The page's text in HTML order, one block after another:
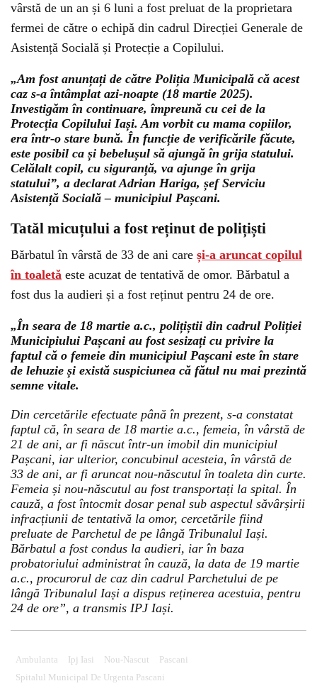
vârstă de un an și 6 luni a fost preluat de la proprietara
fermei de către o echipă din cadrul Direcției Generale de
Asistență Socială și Protecție a Copilului.
„Am fost anunțați de către Poliția Municipală că acest
caz s-a întâmplat azi-noapte (18 martie 2025).
Investigăm în continuare, împreună cu cei de la
Protecția Copilului Iași. Am vorbit cu mama copiilor,
era într-o stare bună. În funcție de verificările făcute,
este posibil ca și bebelușul să ajungă în grija statului.
Celălalt copil, cu siguranță, va ajunge în grija
statului”, a declarat Adrian Hariga, șef Serviciu
Asistență Socială – municipiul Pașcani.
Tatăl micuțului a fost reținut de polițiști
Bărbatul în vârstă de 33 de ani care și-a aruncat copilul
în toaletă este acuzat de tentativă de omor. Bărbatul a
fost dus la audieri și a fost reținut pentru 24 de ore.
„În seara de 18 martie a.c., polițiștii din cadrul Poliției
Municipiului Pașcani au fost sesizați cu privire la
faptul că o femeie din municipiul Pașcani este în stare
de lehuzie și există suspiciunea că fătul nu mai prezintă
semne vitale.
Din cercetările efectuate până în prezent, s-a constatat
faptul că, în seara de 18 martie a.c., femeia, în vârstă de
21 de ani, ar fi născut într-un imobil din municipiul
Pașcani, iar ulterior, concubinul acesteia, în vârstă de
33 de ani, ar fi aruncat nou-născutul în toaleta din curte.
Femeia și nou-născutul au fost transportați la spital. În
cauză, a fost întocmit dosar penal sub aspectul săvârșirii
infracțiunii de tentativă la omor, cercetările fiind
preluate de Parchetul de pe lângă Tribunalul Iași.
Bărbatul a fost condus la audieri, iar în baza
probatoriului administrat în cauză, la data de 19 martie
a.c., procurorul de caz din cadrul Parchetului de pe
lângă Tribunalul Iași a dispus reținerea acestuia, pentru
24 de ore”, a transmis IPJ Iași.
Could not play video.
Ambulanta Ipj Iasi Nou-Nascut
Pascani
Spitalul Municipal De Urgenta Pascani